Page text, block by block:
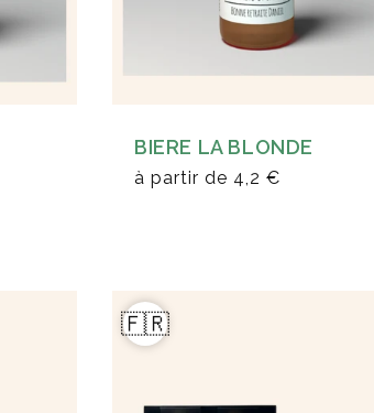
BIERE LA BLONDE
à partir de 4,2 €
🇫🇷